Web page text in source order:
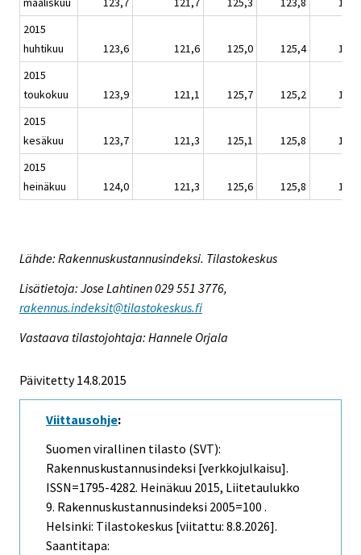
2015
huhtikuu
123,6 121,6 125,0 125,4
2015
toukokuu
123,9 121,1 125,7 125,2
2015
kesäkuu
123,7 121,3 125,1 125,8
2015
heinäkuu
124,0 121,3 125,6 125,8
Lähde: Rakennuskustannusindeksi. Tilastokeskus
Lisätietoja: Jose Lahtinen 029 551 3776,
rakennus.indeksit@tilastokeskus.fi
Vastaava tilastojohtaja: Hannele Orjala
Päivitetty 14.8.2015
Viittausohje:
Suomen virallinen tilasto (SVT):
Rakennuskustannusindeksi [verkkojulkaisu].
ISSN=1795-4282. Heinäkuu 2015, Liitetaulukko
9. Rakennuskustannusindeksi 2005=100 .
Helsinki: Tilastokeskus [viitattu: 8.8.2026].
Saantitapa: